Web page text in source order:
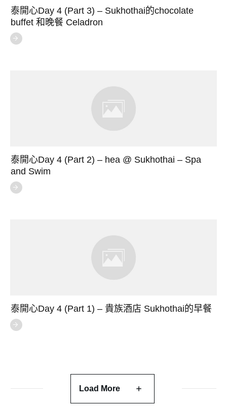
泰開心Day 4 (Part 3) – Sukhothai的chocolate
buffet 和晚餐 Celadron
泰開心Day 4 (Part 2) – hea @ Sukhothai – Spa
and Swim
泰開心Day 4 (Part 1) – 貴族酒店 Sukhothai的早餐
Load More